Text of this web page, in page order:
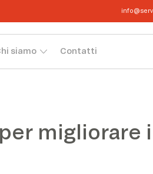
siamo Contatti
migliorare